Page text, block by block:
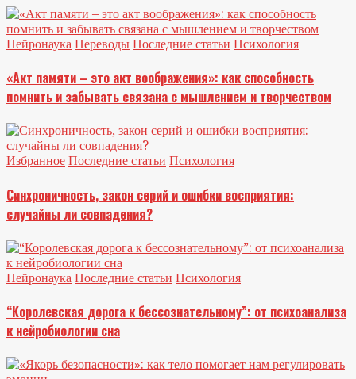
Нейронаука Переводы Последние статьи Психология
«Акт памяти – это акт воображения»: как способность
помнить и забывать связана с мышлением и творчеством
Избранное Последние статьи Психология
Синхроничность, закон серий и ошибки восприятия:
случайны ли совпадения?
Нейронаука Последние статьи Психология
“Королевская дорога к бессознательному”: от психоанализа
к нейробиологии сна